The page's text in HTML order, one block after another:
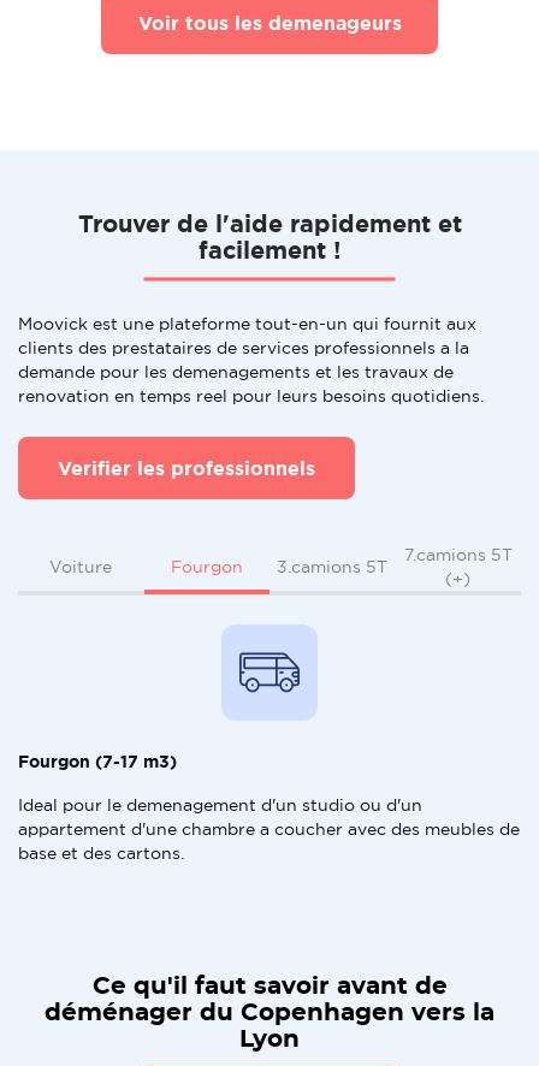
Voir tous les demenageurs
Trouver de l'aide rapidement et
facilement !
Moovick est une plateforme tout-en-un qui fournit aux
clients des prestataires de services professionnels a la
demande pour les demenagements et les travaux de
renovation en temps reel pour leurs besoins quotidiens.
Verifier les professionnels
Voiture Fourgon 3.camions 5T
7.camions 5T
(+)
Fourgon (7-17 m3)
Ideal pour le demenagement d'un studio ou d'un
appartement d'une chambre a coucher avec des meubles de
base et des cartons.
Ce qu'il faut savoir avant de
déménager du Copenhagen vers la
Lyon